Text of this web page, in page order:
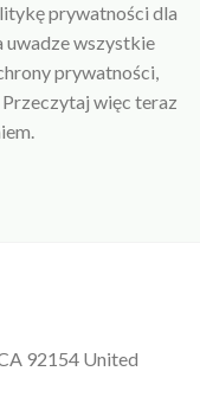
prywatności dla
uwadze wszystkie
prywatności,
więc teraz
92154 United